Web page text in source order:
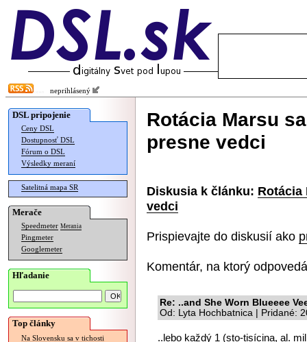
neprihlásený
DSL pripojenie
Ceny DSL
Dostupnosť DSL
Fórum o DSL
Výsledky meraní
Satelitná mapa SR
Merače
Speedmeter Merania
Pingmeter
Googlemeter
Hľadanie
Top články
Na Slovensku sa v tichosti
Rotácia Marsu
presne vedci
Diskusia k článku: Rotácia
vedci
Prispievajte do diskusií ako
Komentár, na ktorý
Re: ..and She Worn Blueeee
Od: Lyta Hochbatnica | Pridané:
..lebo každý 1 (sto-tisícina, al.